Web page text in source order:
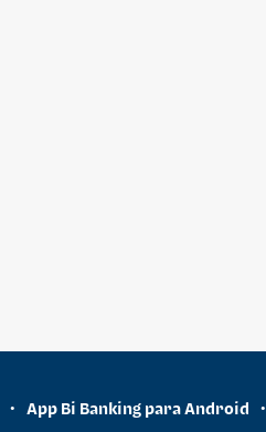
• App Bi Banking para Android •